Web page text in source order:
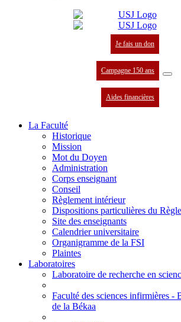
Je fais un don
Campagne 150 ans
Aides financières
La Faculté
Historique
Mission
Mot du Doyen
Administration
Corps enseignant
Conseil
Règlement intérieur
Dispositions particulières du
Site des enseignants
Calendrier universitaire
Organigramme de la FSI
Plaintes
Laboratoires
Laboratoire de recherche en
Faculté des sciences infirmières -
de la Békaa